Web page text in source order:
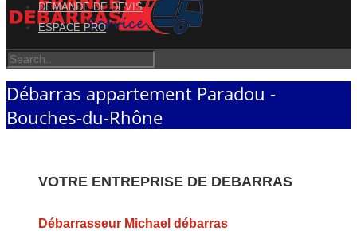
DEMANDE DE DEVIS
ESPACE PRO
Débarras appartement Paradou -
Bouches-du-Rhône
VOTRE ENTREPRISE DE DEBARRAS
Débarrasseur Michael débarras